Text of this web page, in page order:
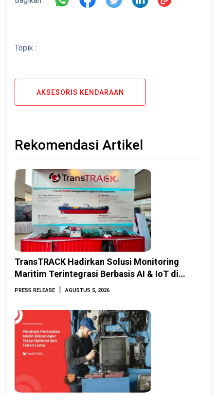
Topik :
AKSESORIS KENDARAAN
Rekomendasi Artikel
TransTRACK Hadirkan Solusi Monitoring
Maritim Terintegrasi Berbasis AI & IoT di
Indonesia Marine & Offshore Expo (IMOX)
PRESS RELEASE | AGUSTUS 5, 2026